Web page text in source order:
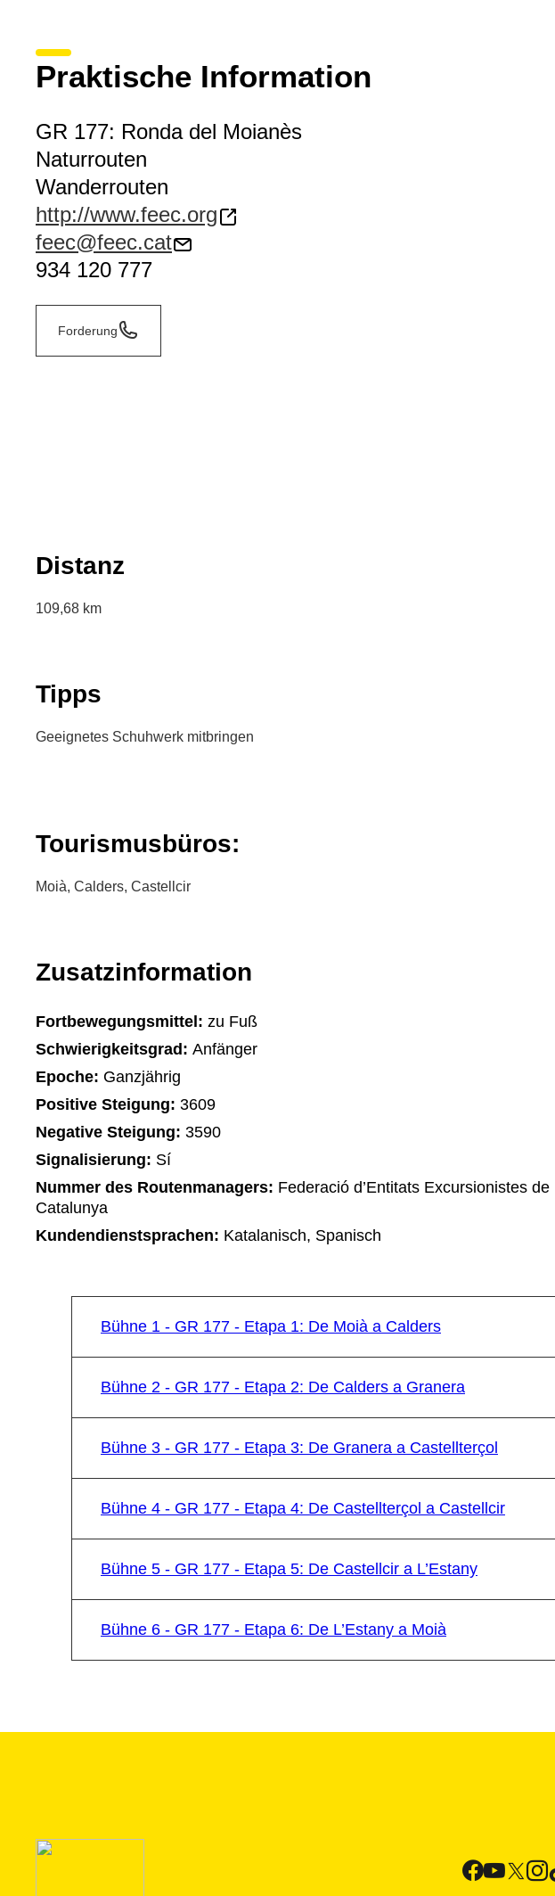
Praktische Information
GR 177: Ronda del Moianès
Naturrouten
Wanderrouten
http://www.feec.org
feec@feec.cat
934 120 777
Forderung
Distanz
109,68 km
Tipps
Geeignetes Schuhwerk mitbringen
Tourismusbüros:
Moià, Calders, Castellcir
Zusatzinformation
Fortbewegungsmittel: zu Fuß
Schwierigkeitsgrad: Anfänger
Epoche: Ganzjährig
Positive Steigung: 3609
Negative Steigung: 3590
Signalisierung: Sí
Nummer des Routenmanagers: Federació d’Entitats Excursionistes de
Catalunya
Kundendienstsprachen: Katalanisch, Spanisch
Bühne 1 - GR 177 - Etapa 1: De Moià a Calders
Bühne 2 - GR 177 - Etapa 2: De Calders a Granera
Bühne 3 - GR 177 - Etapa 3: De Granera a Castellterçol
Bühne 4 - GR 177 - Etapa 4: De Castellterçol a Castellcir
Bühne 5 - GR 177 - Etapa 5: De Castellcir a L’Estany
Bühne 6 - GR 177 - Etapa 6: De L’Estany a Moià